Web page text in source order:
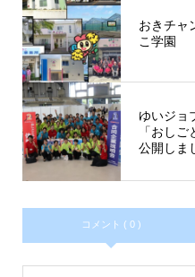
おきチャ
こ学園
ゆいジョ
「おし
公開しま
コメント ( 0 )